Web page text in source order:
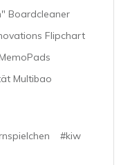
Boardcleaner
Flipchart
Multibao
#kiw